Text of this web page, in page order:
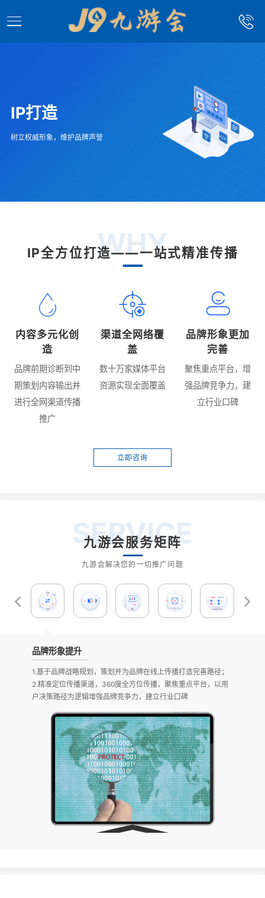
IP打造
树立权威形象，维护品牌声誉
WHY
IP全方位打造——一站式精准传播
内容多元化创
造
品牌前期诊断到中
期策划内容输出并
进行全网渠道传播
推广
渠道全网络覆
盖
数十万家媒体平台
资源实现全面覆盖
品牌形象更加
完善
聚焦重点平台，增
强品牌竞争力，建
立行业口碑
立即咨询
SERVICE
九游会服务矩阵
九游会解决您的一切推广问题
品牌形象提升
1.基于品牌战略规划，策划并为品牌在线上传播打造完善路径；
2.精准定位传播渠道，360度全方位传播，聚焦重点平台，以用
户决策路径为逻辑增强品牌竞争力，建立行业口碑